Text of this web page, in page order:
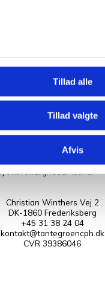
Tillad alle
Tillad valgte
Afvis
Om Os
Kontakt
FAQ
Handelsbetingelser
Nyheder
Christian Winthers Vej 2
DK-1860 Frederiksberg
+45 31 38 24 04
kontakt@tantegroencph.dk
CVR 39386046